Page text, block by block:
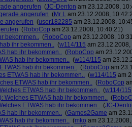
angerufen (JC-Denton am 23.12.2008,
angerufen (Mr L am 23.12.2008,
angerufen (user182285 am 23.12.2008,
(RoboCop am 23.12.2008, 10:40:21)
bekommen.. (RoboCop am 23.12.2008,
ihr bekommen.. (w114/115 am
hab ihr bekommen.. (RoboCop am
hab ihr bekommen.. (w114/115 am
hab ihr bekommen.. (RoboCop am
ETWAS hab ihr bekommen.. (w114/115 am
ETWAS hab ihr bekommen.. (RoboCop
ETWAS hab ihr bekommen.. (w114/115
Welches ETWAS hab ihr bekommen.. (
ETWAS hab ihr bekommen.. (JC-
hab ihr bekommen.. (Games2Game am
hab ihr bekommen.. (mko am